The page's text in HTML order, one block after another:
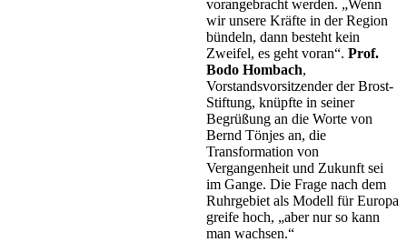
vorangebracht werden. „Wenn
wir unsere Kräfte in der Region
bündeln, dann besteht kein
Zweifel, es geht voran“. Prof.
Bodo Hombach,
Vorstandsvorsitzender der Brost-
Stiftung, knüpfte in seiner
Begrüßung an die Worte von
Bernd Tönjes an, die
Transformation von
Vergangenheit und Zukunft sei
im Gange. Die Frage nach dem
Ruhrgebiet als Modell für Europa
greife hoch, „aber nur so kann
man wachsen.“